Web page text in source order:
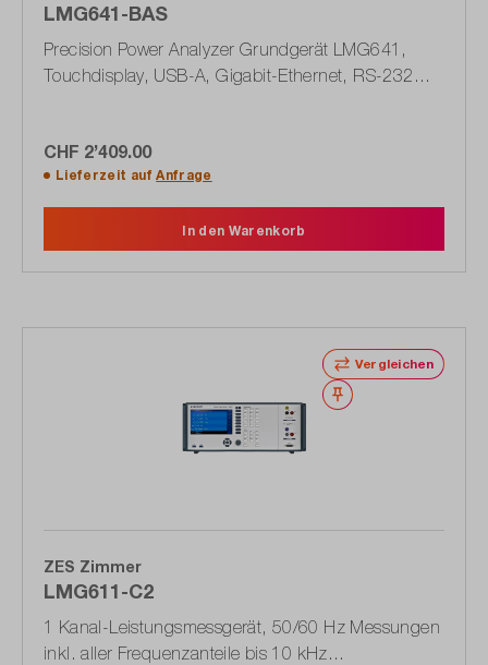
LMG641-BAS
Precision Power Analyzer Grundgerät LMG641,
Touchdisplay, USB-A, Gigabit-Ethernet, RS-232
CHF 2’409.00
Lieferzeit aufAnfrage
In den Warenkorb
Vergleichen
Merken
ZES Zimmer
LMG611-C2
1 Kanal-Leistungsmessgerät, 50/60 Hz Messungen
inkl. aller Frequenzanteile bis 10 kHz